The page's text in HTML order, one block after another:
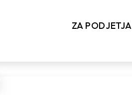
ZA PODJETJA